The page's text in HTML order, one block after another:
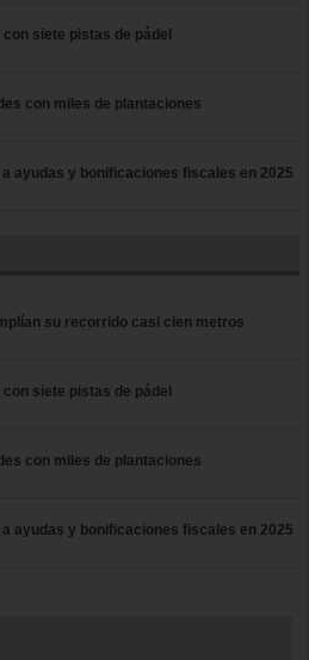
siete pistas de pádel
con miles de plantaciones
ayudas y bonificaciones fiscales en 2025
su recorrido casi cien metros
siete pistas de pádel
con miles de plantaciones
ayudas y bonificaciones fiscales en 2025